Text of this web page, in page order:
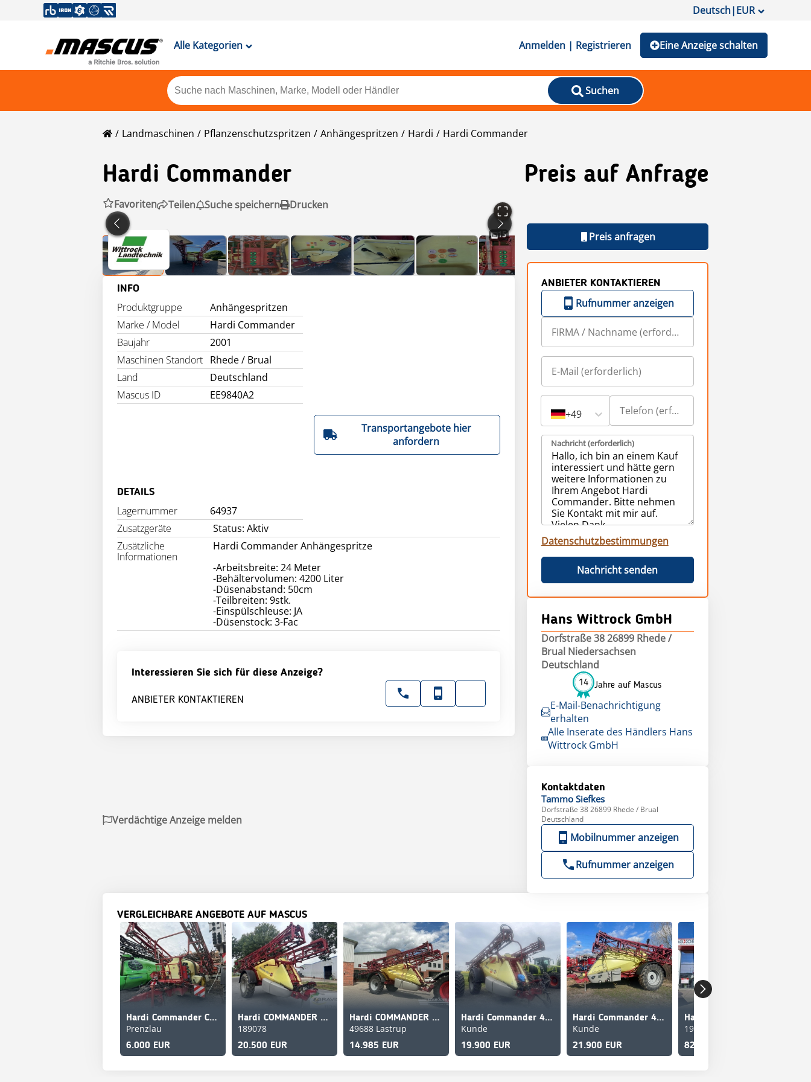
Deutsch|EUR
Alle Kategorien Anmelden | Registrieren Eine Anzeige schalten
Suchen
Landmaschinen Pflanzenschutzspritzen Anhängespritzen Hardi Hardi Commander
Hardi Commander Preis auf Anfrage
Favoriten Teilen Suche speichern Drucken
15
INFO
Produktgruppe
Anhängespritzen
Marke / Model
Hardi Commander
Baujahr
2001
Maschinen Standort Rhede / Brual
Land
Deutschland
Mascus ID
EE9840A2
Transportangebote hier
anfordern
DETAILS
Lagernummer
64937
Zusatzgeräte
Status: Aktiv
Zusätzliche
Informationen
Hardi Commander Anhängespritze
-Arbeitsbreite: 24 Meter
-Behältervolumen: 4200 Liter
-Düsenabstand: 50cm
-Teilbreiten: 9stk.
-Einspülschleuse: JA
Interessieren Sie sich für diese Anzeige?
ANBIETER KONTAKTIEREN
Preis anfragen
ANBIETER KONTAKTIEREN
Rufnummer anzeigen
+49
Nachricht (erforderlich)
Datenschutzbestimmungen
Nachricht senden
Hans Wittrock GmbH
Dorfstraße 38 26899 Rhede /
Brual Niedersachsen
Deutschland
14 Jahre auf Mascus
E-Mail-Benachrichtigung
erhalten
Alle Inserate des Händlers Hans
Wittrock GmbH
Kontaktdaten
Tammo Siefkes
Dorfstraße 38 26899 Rhede / Brual
Deutschland
Mobilnummer anzeigen
Rufnummer anzeigen
Verdächtige Anzeige melden
VERGLEICHBARE ANGEBOTE AUF MASCUS
Hardi Commander CM3 4200
Prenzlau
6.000 EUR
Hardi COMMANDER 4400
189078
20.500 EUR
Hardi COMMANDER 4400 | 30 METER
49688 Lastrup
14.985 EUR
Hardi Commander 4400
Kunde
19.900 EUR
Hardi Commander 4400
Kunde
21.900 EUR
192270
82.450 EUR